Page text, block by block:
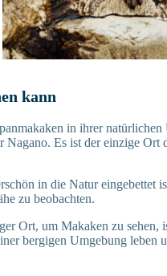
kann
in ihrer
Nagano. Es ist der einzige Ort
in die Natur eingebettet
zu beobachten.
Ort, um Makaken zu sehen,
bergigen Umgebung leben